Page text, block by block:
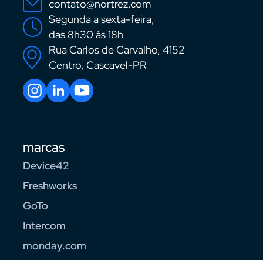
contato@nortrez.com
Segunda a sexta-feira,
das 8h30 às 18h
Rua Carlos de Carvalho, 4152
Centro, Cascavel-PR
marcas
Device42
Freshworks
GoTo
Intercom
monday.com